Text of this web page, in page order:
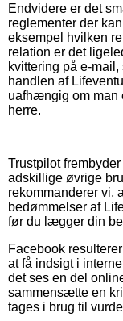
Endvidere er det
reglementer der
eksempel hvilken
relation er det
kvittering på e-
handlen af
uafhængig om man
herre.
Trustpilot
adskillige øvrige
rekommanderer vi,
bedømmelser af
før du lægger din
Facebook
at få indsigt i
det ses en del
sammensætte en
tages i brug til